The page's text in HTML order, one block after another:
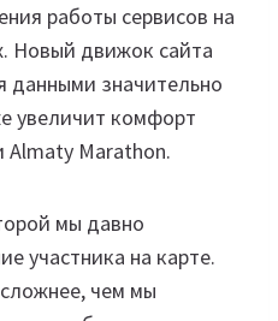
работы сервисов на
Новый движок сайта
данными значительно
увеличит комфорт
Almaty Marathon.
мы давно
участника на карте.
чем мы